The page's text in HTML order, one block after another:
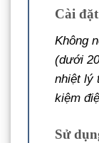
Cài
Không
(dưới
nhiệt lý
kiệm
Sử